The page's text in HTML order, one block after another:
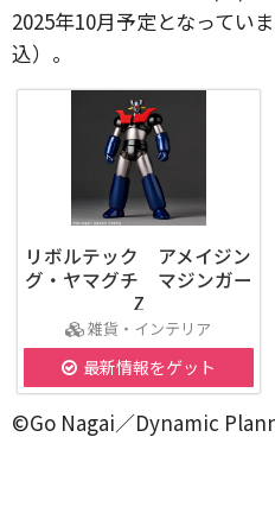
2025年10月予定となってい
込）。
リボルテック アメイジン
グ・ヤマグチ マジンガー
Z
雑貨・インテリア
最新情報をゲット
©Go Nagai／Dynamic